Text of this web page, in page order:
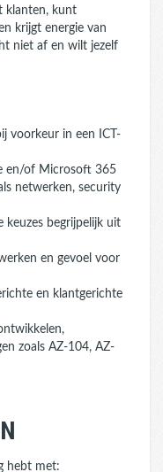
klanten, kunt
krijgt energie van
niet af en wilt jezelf
voorkeur in een ICT-
en/of Microsoft 365
netwerken, security
keuzes begrijpelijk uit
en gevoel voor
en klantgerichte
zoals AZ-104, AZ-
hebt met: